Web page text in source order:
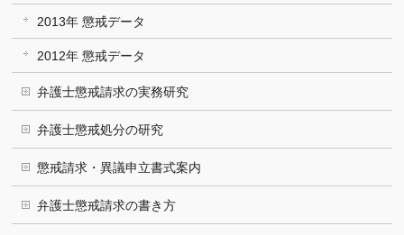
2013年 懲戒データ
2012年 懲戒データ
弁護士懲戒請求の実務研究
弁護士懲戒処分の研究
懲戒請求・異議申立書式案内
弁護士懲戒請求の書き方